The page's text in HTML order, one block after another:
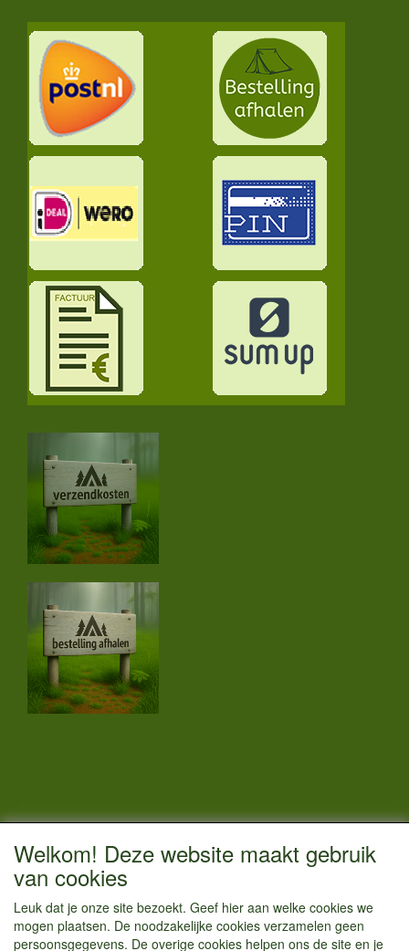
Vestigingsadres:
Hoofdweg 36
1433 JW Kudelstaart
Welkom! Deze website maakt gebruik
van cookies
Leuk dat je onze site bezoekt. Geef hier aan welke cookies we
mogen plaatsen. De noodzakelijke cookies verzamelen geen
persoonsgegevens. De overige cookies helpen ons de site en je